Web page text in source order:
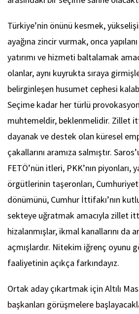
Türkiye’nin önünü kesmek,
ayağına zincir vurmak, onca
yatırımı ve hizmeti baltalamak
olanlar, aynı kuyrukta sıraya
belirginleşen husumet cephesi
Seçime kadar her türlü
muhtemeldir, beklenmelidir. Zillet
dayanak ve destek olan küresel
çakallarını aramıza salmıştır.
FETÖ’nün itleri, PKK’nın piyonları,
örgütlerinin taşeronları,
dönümünü, Cumhur İttifakı’nın
sekteye uğratmak amacıyla zillet
hizalanmışlar, ikmal kanallarını da
açmışlardır. Nitekim iğrenç oyunu
faaliyetinin açıkça farkındayız.
Ortak aday çıkartmak için Altılı
başkanları görüşmelere